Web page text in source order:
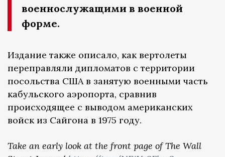
военнослужащими в военной
форме.
Издание также описало, как вертолеты
переправляли дипломатов с территории
посольства США в занятую военными часть
кабульского аэропорта, сравнив
происходящее с выводом американских
войск из Сайгона в 1975 году.
Take an early look at the front page of The Wall